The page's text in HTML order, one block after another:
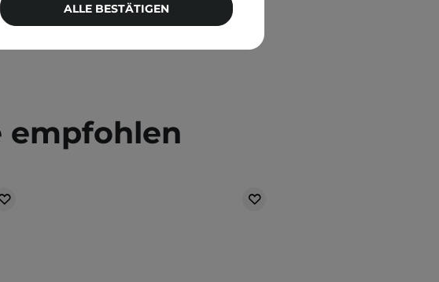
empfohlen
ALLE BESTÄTIGEN